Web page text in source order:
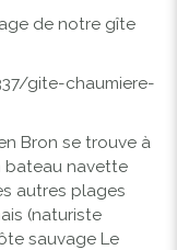
de notre gîte
gite-chaumiere-
Bron se trouve à
bateau navette
autres plages
(naturiste
sauvage Le